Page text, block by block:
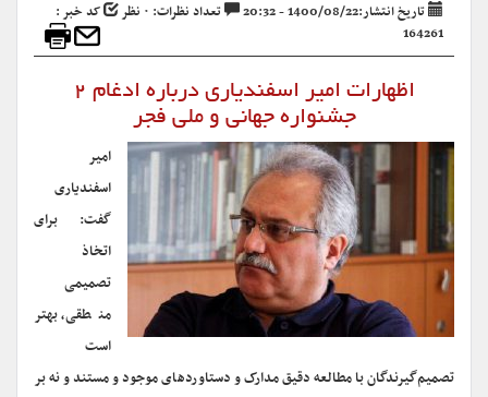
تاریخ انتشار:1400/08/22 - 20:32 تعداد نظرات: ۰ نظر
کد خبر :
164261
اظهارات امیر اسفندیاری درباره ادغام ۲
جشنواره جهانی و ملی فجر
امیر
اسفندیاری
گفت: برای
اتخاذ
تصمیمی
منطقی، بهتر
است
تصمیم‌گیرندگان با مطالعه دقیق مدارک و دستاوردهای موجود و مستند و نه بر